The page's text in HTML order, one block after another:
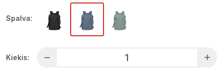
Spalva:
Kiekis: